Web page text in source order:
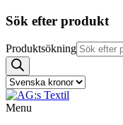
Sök efter produkt
Produktsökning
Menu